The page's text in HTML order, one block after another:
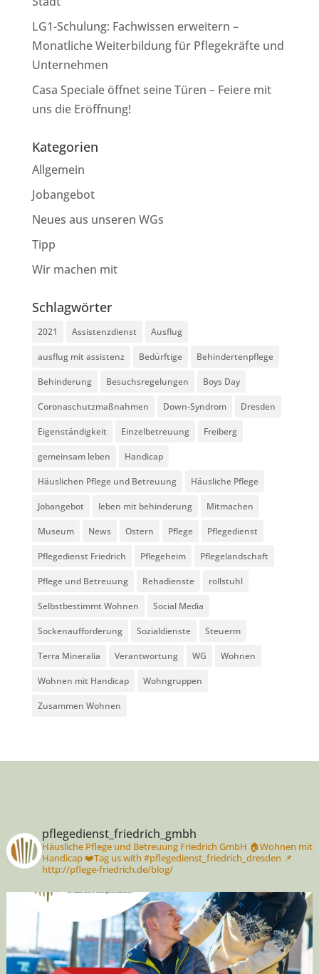
LG1-Schulung: Fachwissen erweitern –
Monatliche Weiterbildung für Pflegekräfte und
Unternehmen
Casa Speciale öffnet seine Türen – Feiere mit
uns die Eröffnung!
Kategorien
Allgemein
Jobangebot
Neues aus unseren WGs
Tipp
Wir machen mit
Schlagwörter
2021 Assistenzdienst Ausflug
ausflug mit assistenz Bedürftige Behindertenpflege
Behinderung Besuchsregelungen Boys Day
Coronaschutzmaßnahmen Down-Syndrom Dresden
Eigenständigkeit Einzelbetreuung Freiberg
gemeinsam leben Handicap
Häuslichen Pflege und Betreuung Häusliche Pflege
Jobangebot leben mit behinderung Mitmachen
Museum News Ostern Pflege Pflegedienst
Pflegedienst Friedrich Pflegeheim Pflegelandschaft
Pflege und Betreuung Rehadienste rollstuhl
Selbstbestimmt Wohnen Social Media
Sockenaufforderung Sozialdienste Steuerm
Terra Mineralia Verantwortung WG Wohnen
Wohnen mit Handicap Wohngruppen
Zusammen Wohnen
pflegedienst_friedrich_gmbh
Häusliche Pflege und Betreuung Friedrich GmbH 🏠Wohnen mit
Handicap❤️Tag us with #pflegedienst_friedrich_dresden 📌
http://pflege-friedrich.de/blog/